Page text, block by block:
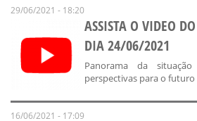
29/06/2021 - 18:20
ASSISTA O VIDEO
DIA 24/06/2021
Panorama da
perspectivas para o futuro
16/06/2021 - 17:09